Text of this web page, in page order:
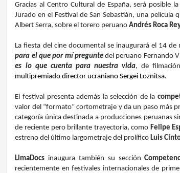
Gracias al Centro Cultural de España, será posible
Jurado en el Festival de San Sebastián, una
Albert Serra, sobre el torero peruanoAndrés Roca
La fiesta del cine documental se inaugurará el 14
para el que por mí preguntedel peruano Fernando
es lo que cuenta para nuestra vida, de
multipremiado director ucraniano Sergei Loznitsa.
El festival presenta además la selección de la
valor del “formato” cortometraje y da un paso más
categoría única destinada a producciones peruanas
de reciente pero brillante trayectoria, como Felipe
estreno del último largometraje del prolífico Luis
LimaDocs inaugura también su sección
recientemente en festivales internacionales de